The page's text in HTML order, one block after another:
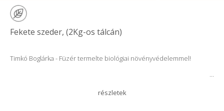
Fekete szeder, (2Kg-os tálcán)
Timkó Boglárka - Füzér termelte biológiai növényvédelemmel!